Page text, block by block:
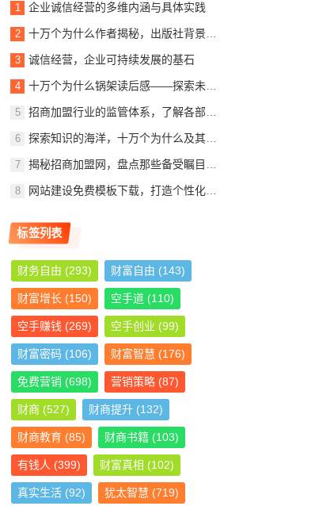
企业诚信经营的多维内涵与具体实践
十万个为什么作者揭秘，出版社背景、内容简介及读者观后感
诚信经营，企业可持续发展的基石
十万个为什么锅架读后感——探索未知，启迪智慧
招商加盟行业的监管体系，了解各部门的职责与作用
探索知识的海洋，十万个为什么及其作者与出版社的故事
揭秘招商加盟网，盘点那些备受瞩目的加盟公司
网站建设免费模板下载，打造个性化网站，轻松入门指南
标签列表
财务自由 (293) 财富自由 (143)
财富增长 (150) 空手道 (110)
空手赚钱 (269) 空手创业 (99)
财富密码 (106) 财富智慧 (176)
免费营销 (698) 营销策略 (87)
财商 (527) 财商提升 (132)
财商教育 (85) 财商书籍 (103)
有钱人 (399) 财富真相 (102)
真实生活 (92) 犹太智慧 (719)